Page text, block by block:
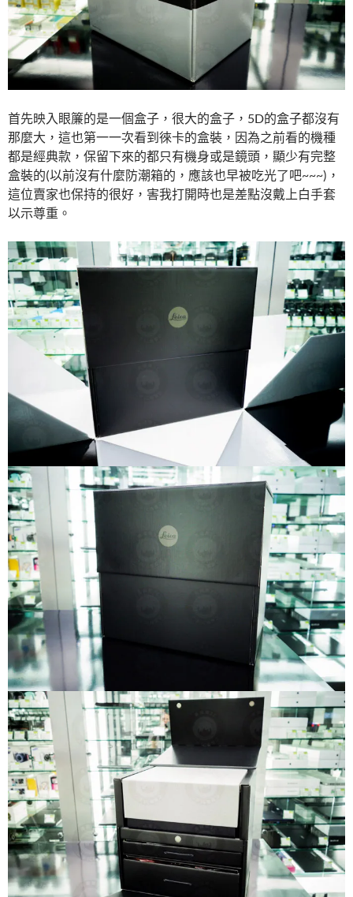
首先映入眼簾的是一個盒子，很大的盒子，5D的盒子都沒有
那麼大，這也第一一次看到徠卡的盒裝，因為之前看的機種
都是經典款，保留下來的都只有機身或是鏡頭，顯少有完整
盒裝的(以前沒有什麼防潮箱的，應該也早被吃光了吧~~~)，
這位賣家也保持的很好，害我打開時也是差點沒戴上白手套
以示尊重。